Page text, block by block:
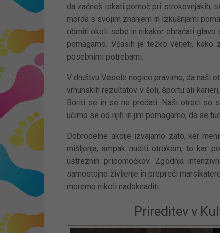
da začneš iskati pomoč pri strokovnjakih,
morda s svojim znanjem in izkušnjami
obrniti okoli sebe in nikakor obračati
pomagamo. Včasih je težko verjeti,
posebnimi potrebami.
V društvu Vesele nogice pravimo, da naši
vrhunskih rezultatov v šoli, športu ali
Boriti se in se ne predati. Naši otroci so
učimo se od njih in jim pomagamo, da se
Dobrodelne akcije izvajamo zato, ker
mišljenja, ampak nuditi otrokom, to kar
ustreznih pripomočkov. Zgodnja
samostojno življenje in prepreči
moremo nikoli nadoknaditi.
Prireditev v